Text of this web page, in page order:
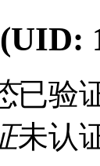
(UID:
已验
未认